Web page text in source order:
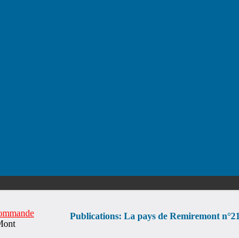
Publications: La pays de Remiremont n°21